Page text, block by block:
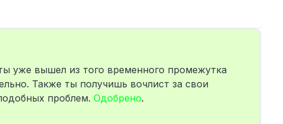
уже вышел из того временного промежутка
Также ты получишь вочлист за свои
проблем. Одобрено.